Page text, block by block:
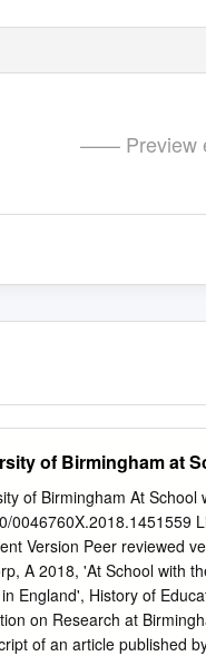
——
of Birmingham at
of Birmingham At
0046760X.2018.1451559
Version Peer reviewed
A 2018, 'At School with
England', History of
on Research at
of an article published